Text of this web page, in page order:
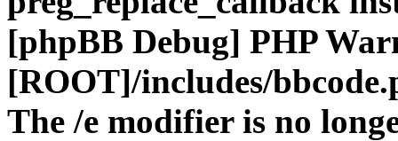
[phpBB Debug] PHP
[ROOT]/includes/
The /e modifier is no